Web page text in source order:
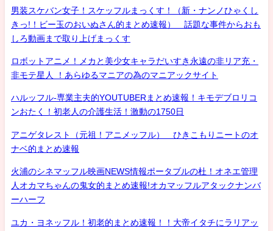
男装スケバン女子！スケッフルまっくす！（新・ナンノひゃくし
きっ!！ビー玉のおいぬさん的まとめ速報） 話題な事件からおも
しろ動画まで取り上げまっくす
ロボットアニメ！メカと美少女キャラだいすき永遠の非リア充・
非モテ星人 ！あらゆるマニアの為のマニアックサイト
ハルッフル-専業主夫的YOUTUBERまとめ速報！キモデブロリコ
ンおたく！初老人の介護生活！激動の1750日
アニゲタレスト（元祖！アニメッフル） ひきこもりニートのオ
ナベ的まとめ速報
火浦のシネマッフル映画NEWS情報ポータブルの杜！オネエ管理
人オカマちゃんの鬼女的まとめ速報!オカマッフルアタックナンバ
ーハーフ
ユカ・ヨネッフル！初老的まとめ速報！！大帝イタチにラリアッ